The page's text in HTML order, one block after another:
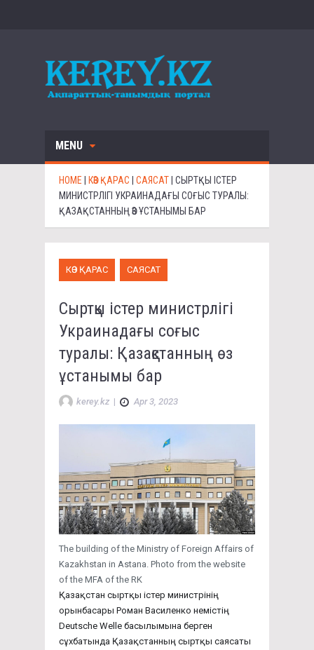
MENU
HOME | КӨЗ ҚАРАС | САЯСАТ| СЫРТҚЫ ІСТЕР
МИНИСТРЛІГІ УКРАИНАДАҒЫ СОҒЫС ТУРАЛЫ:
ҚАЗАҚСТАННЫҢ ӨЗ ҰСТАНЫМЫ БАР
КӨЗ ҚАРАС САЯСАТ
Сыртқы істер министрлігі
Украинадағы соғыс
туралы: Қазақстанның өз
ұстанымы бар
kerey.kz | Apr 3, 2023
The building of the Ministry of Foreign Affairs of
Kazakhstan in Astana. Photo from the website
of the MFA of the RK
Қазақстан сыртқы істер министрінің
орынбасары Роман Василенко немістің
Deutsche Welle басылымына берген
сұхбатында Қазақстанның сыртқы саясаты